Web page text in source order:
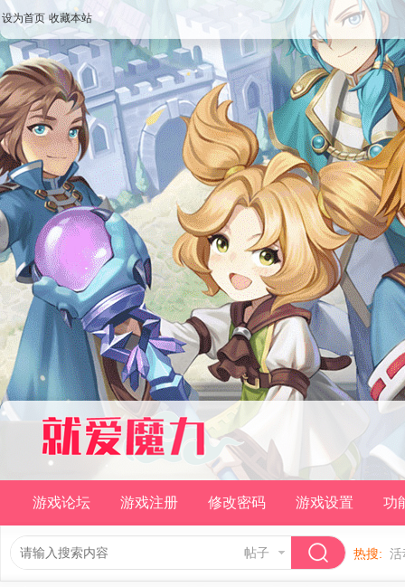
设为首页 收藏本站
游戏论坛 游戏注册 修改密码 游戏设置 功
帖子 热搜: 活